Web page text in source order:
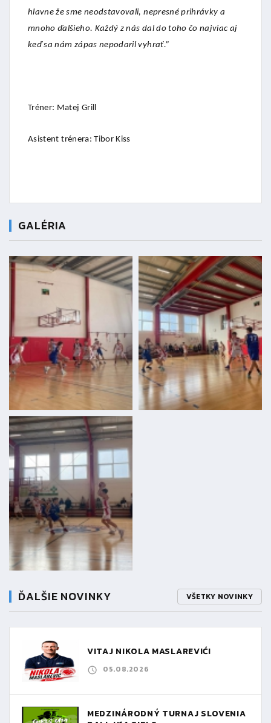
hlavne že sme neodstavovali, nepresné prihrávky a
mnoho ďalšieho. Každý z nás dal do toho čo najviac aj
keď sa nám zápas nepodaril vyhrať.”
Tréner: Matej Grill
Asistent trénera: Tibor Kiss
GALÉRIA
ĎALŠIE NOVINKY VŠETKY NOVINKY
VITAJ NIKOLA MASLAREVIĆ!
05.08.2026
MEDZINÁRODNÝ TURNAJ SLOVENIA